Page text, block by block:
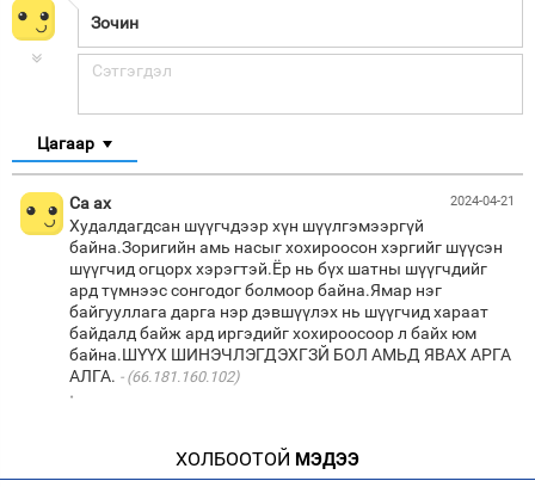
Цагаар
2024-04-21
Са ах
Худалдагдсан шүүгчдээр хүн шүүлгэмээргүй
байна.Зоригийн амь насыг хохироосон хэргийг шүүсэн
шүүгчид огцорх хэрэгтэй.Ёр нь бүх шатны шүүгчдийг
ард түмнээс сонгодог болмоор байна.Ямар нэг
байгууллага дарга нэр дэвшүүлэх нь шүүгчид хараат
байдалд байж ард иргэдийг хохироосоор л байх юм
байна.ШҮҮХ ШИНЭЧЛЭГДЭХГЗЙ БОЛ АМЬД ЯВАХ АРГА
АЛГА.
(66.181.160.102)
·
ХОЛБООТОЙ МЭДЭЭ